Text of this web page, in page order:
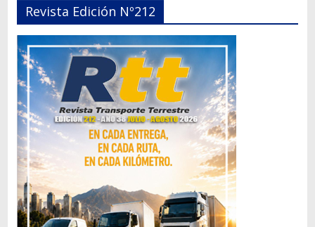
Revista Edición Nº212